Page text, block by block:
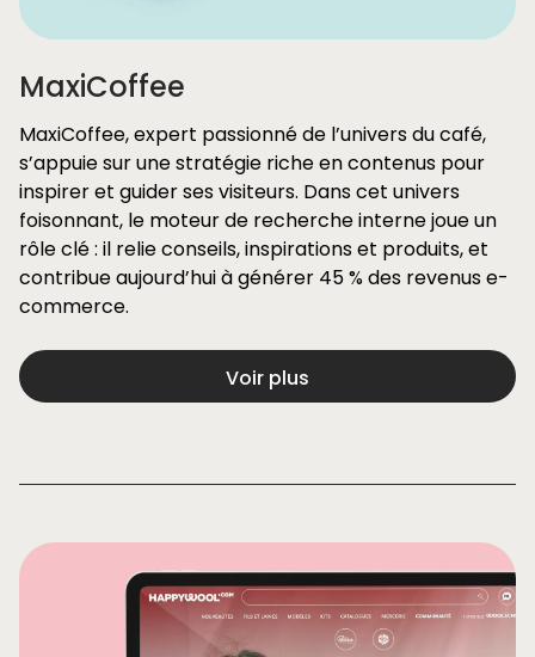
MaxiCoffee
MaxiCoffee, expert passionné de l’univers du café,
s’appuie sur une stratégie riche en contenus pour
inspirer et guider ses visiteurs. Dans cet univers
foisonnant, le moteur de recherche interne joue un
rôle clé : il relie conseils, inspirations et produits, et
contribue aujourd’hui à générer 45 % des revenus e-
commerce.
Voir plus